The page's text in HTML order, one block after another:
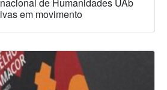
em movimento